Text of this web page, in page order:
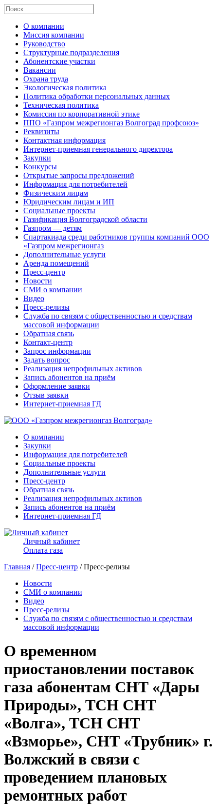
О компании
Миссия компании
Руководство
Структурные подразделения
Абонентские участки
Вакансии
Охрана труда
Экологическая политика
Политика обработки персональных данных
Техническая политика
Комиссия по корпоративной этике
ППО «Газпром межрегионгаз Волгоград профсоюз»
Реквизиты
Контактная информация
Интернет-приемная генерального директора
Закупки
Конкурсы
Открытые запросы предложений
Информация для потребителей
Физическим лицам
Юридическим лицам и ИП
Социальные проекты
Газификация Волгоградской области
Газпром — детям
Спартакиада среди работников группы компаний ООО
«Газпром межрегионгаз
Дополнительные услуги
Аренда помещений
Пресс-центр
Новости
СМИ о компании
Видео
Пресс-релизы
Служба по связям с общественностью и средствам
массовой информации
Обратная связь
Контакт-центр
Запрос информации
Задать вопрос
Реализация непрофильных активов
Запись абонентов на приём
Оформление заявки
Отзыв заявки
Интернет-приемная ГД
О компании
Закупки
Информация для потребителей
Социальные проекты
Дополнительные услуги
Пресс-центр
Обратная связь
Реализация непрофильных активов
Запись абонентов на приём
Интернет-приемная ГД
Личный кабинет
Оплата газа
Главная /Пресс-центр / Пресс-релизы
Новости
СМИ о компании
Видео
Пресс-релизы
Служба по связям с общественностью и средствам
массовой информации
О временном
приостановлении поставок
газа абонентам СНТ «Дары
Природы», ТСН СНТ
«Волга», ТСН СНТ
«Взморье», СНТ «Трубник» г.
Волжский в связи с
проведением плановых
ремонтных работ